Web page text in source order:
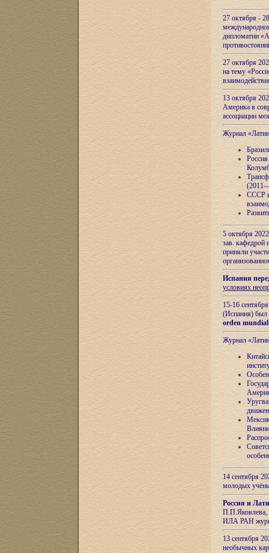
27 октября -
дипломатии
27 октября
на тему
13 октября
Америка в
ассоциации
Журнал
СССР и
5 октября
зав.
приняли
Испания
условиях
15-16
(Испания) был
orden
Журнал
14 сентября
молодых
Россия и
П.П.Яковлева,
ИЛА РАН
13 сентября
необычных